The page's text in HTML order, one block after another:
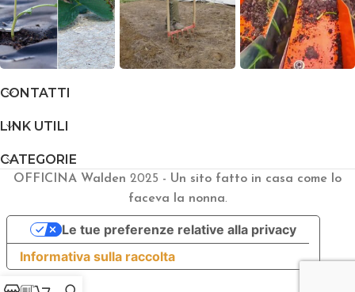
CONTATTI
LINK UTILI
CATEGORIE
OFFICINA Walden 2025 - Un sito fatto in casa come lo
faceva la nonna.
Informativa sulla raccolta
Le tue preferenze relative alla privacy